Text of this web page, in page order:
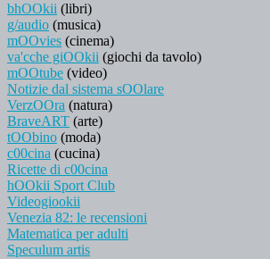
bhOOkii (libri)
g/audio (musica)
mOOvies (cinema)
va'cche giOOkii (giochi da tavolo)
mOOtube (video)
Notizie dal sistema sOOlare
VerzOOra (natura)
BraveART (arte)
tOObino (moda)
c00cina (cucina)
Ricette di c00cina
hOOkii Sport Club
Videogiookii
Venezia 82: le recensioni
Matematica per adulti
Speculum artis